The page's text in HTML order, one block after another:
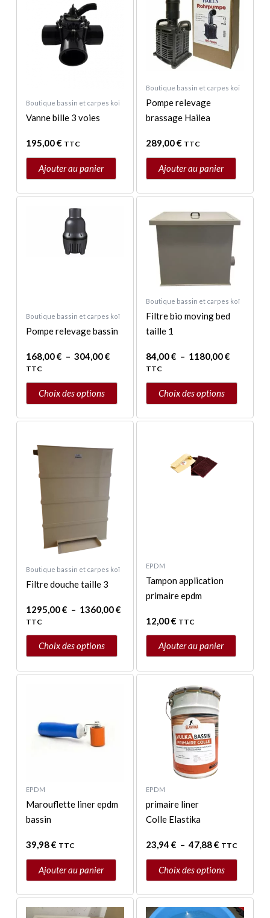
Boutique bassin et carpes koï
Vanne bille 3 voies
195,00€ TTC
Ajouter au panier
Boutique bassin et carpes koï
Pompe relevage
brassage Hailea
289,00€ TTC
Ajouter au panier
Boutique bassin et carpes koï
Pompe relevage bassin
168,00€ – 304,00€
TTC
Choix des options
choisies
sur
la
page
Boutique bassin et carpes koï
Filtre bio moving bed
taille 1
84,00€ – 1180,00€
de
prix :
84,00 €
à
1180,00
TTC
Choix des options
produit
plusieurs
variations.
sur
la
page
Boutique bassin et carpes koï
Filtre douche taille 3
1295,00€ – 1360,00€
TTC
Choix des options
produit
plusieurs
variations.
options
peuvent
sur
page
du
produit
EPDM
Tampon application
primaire epdm
12,00€ TTC
Ajouter au panier
EPDM
Marouflette liner epdm
bassin
39,98€ TTC
Ajouter au panier
EPDM
primaire liner
Colle Elastika
23,94 € – 47,88€
de
prix :
23,94 €
TTC
Choix des options
produit
plusieurs
variations.
peuvent
être
choisies
la
page
Ce